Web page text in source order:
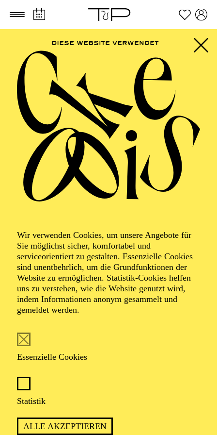
Zum Hauptinhalt springen Zum Footer springen
Wir verwenden Cookies, um unsere Angebote für
Sie möglichst sicher, komfortabel und
serviceorientiert zu gestalten. Essenzielle Cookies
sind unentbehrlich, um die Grundfunktionen der
Website zu ermöglichen. Statistik-Cookies helfen
uns zu verstehen, wie die Website genutzt wird,
indem Informationen anonym gesammelt und
gemeldet werden.
Essenzielle Cookies
Statistik
ALLE AKZEPTIEREN
Der in Salzburg geborene Stefan Stoll wuchs in
München auf. Dort begonnene Studien in
Kompositionsstudium an der UdK Berlin fort, das er
mit dem Diplom abschloss. Gleichzeitig erhielt er